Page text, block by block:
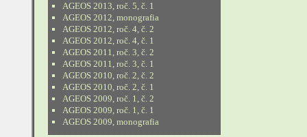
AGEOS 2013, roč. 5, č. 1
AGEOS 2012, monografia
AGEOS 2012, roč. 4, č. 2
AGEOS 2012, roč. 4, č. 1
AGEOS 2011, roč. 3, č. 2
AGEOS 2011, roč. 3, č. 1
AGEOS 2010, roč. 2, č. 2
AGEOS 2010, roč. 2, č. 1
AGEOS 2009, roč. 1, č. 2
AGEOS 2009, roč. 1, č. 1
AGEOS 2009, monografia